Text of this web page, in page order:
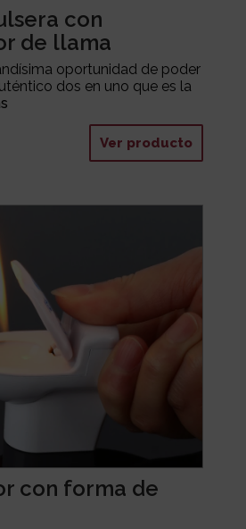
con
de llama
oportunidad de poder
dos en uno que es la
Ver producto
con forma de